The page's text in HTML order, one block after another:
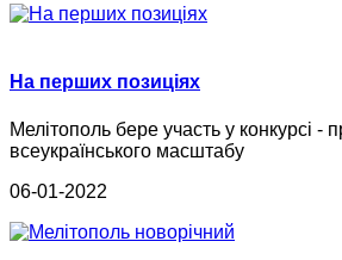
На перших позиціях
Мелітополь бере участь у конкурсі -
всеукраїнського масштабу
06-01-2022